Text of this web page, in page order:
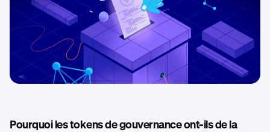
Pourquoi les tokens de gouvernance ont-ils de la